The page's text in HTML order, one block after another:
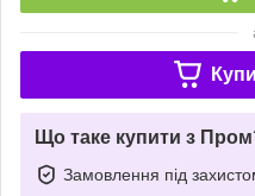
Що таке купити з
Замовлення під